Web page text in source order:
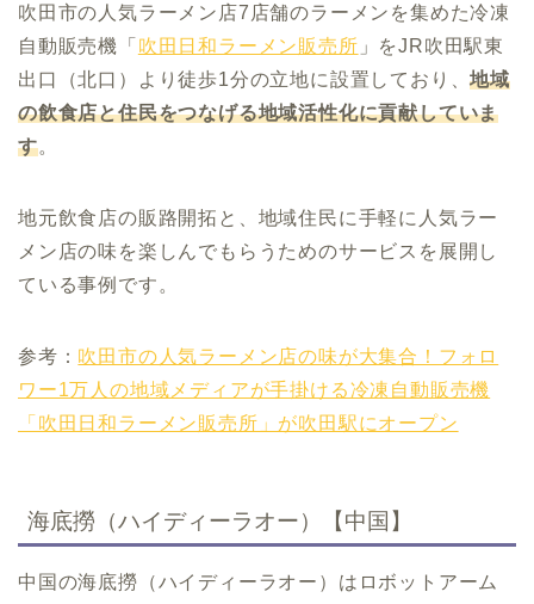
吹田市の人気ラーメン店7店舗のラーメンを集めた冷凍
自動販売機「 吹田日和ラーメン販売所 」をJR吹田駅東
出口（北口）より徒歩1分の立地に設置しており、地域
の飲食店と住民をつなげる地域活性化に貢献していま
す。
地元飲食店の販路開拓と、地域住民に手軽に人気ラー
メン店の味を楽しんでもらうためのサービスを展開し
ている事例です。
参考： 吹田市の人気ラーメン店の味が大集合！フォロ
ワー1万人の地域メディアが手掛ける冷凍自動販売機
「吹田日和ラーメン販売所」が吹田駅にオープン
海底撈（ハイディーラオー）【中国】
中国の海底撈（ハイディーラオー）はロボットアーム